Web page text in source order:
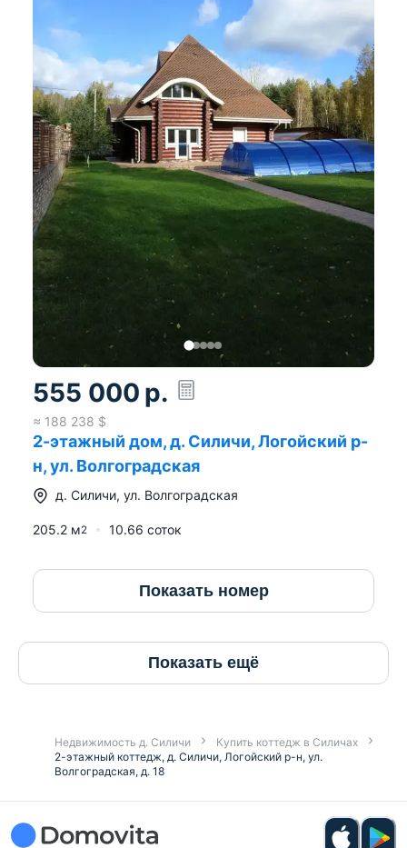
Второй этаж: уникальное
пространство второго
этажа в 22.2 м2 позволит сделать уютное место
для отдыха, мини спальню или кабинет.
БОНУСЫ:на втором этаже имеется выход на
эксплуатируемую кровлю. 139.6 м2 с видом на
горнолыжный курорт «Силичи» и сосновый лес в
Вашем распоряжении. Идеальное место для
приема солнечных ванн, отдыха и уютных
посиделок.
На первом этаже можно спокойно расположить
две террасы: при выходе из зала на задний двор,
например, для барбекю зоны, и при входе в дом
(кстати данное пространство может стать
навесом для вашего транспорта, можно
разместить 2 машины).
Инфраструктура и удобства:
расположен горнолыжный курорт «Силичи»,
который поможет организовать круглогодичный
досуг всем членам семьи. На соседней улице
расположен продуктовый магазин и н
Подъездные пути и транспорт
чистятся все подъездные дороги, удобные
подъездные пути.
маршрутки с остановками в Силичах. Такси и
доставки спокойно заезжают в нашу деревню.
может быть как на картинках – приезжайте и
насладитесь сами.
555 000 р.
≈ 188 238 $
2-этажный дом, д. Силичи, Логойский р-
н, ул. Волгоградская
д. Силичи, ул. Волгоградская
205.2 м2 10.66 соток
Показать номер
Показать ещё
Недвижимость д. Силичи
Купить коттедж в Силичах
2-этажный коттедж, д. Силичи, Логойский р-н, ул.
Волгоградская, д. 18